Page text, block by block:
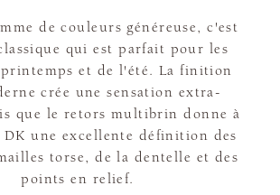
de couleurs généreuse, c'est
qui est parfait pour les
et de l'été. La finition
crée une sensation extra-
que le retors multibrin donne à
une excellente définition des
torse, de la dentelle et des
points en relief.